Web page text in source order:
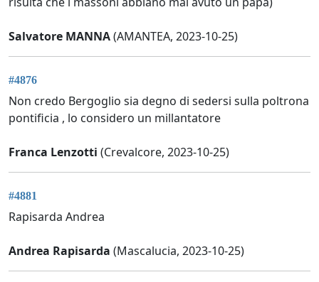
Salvatore MANNA(AMANTEA, 2023-10-25)
#4876
Non credo Bergoglio sia degno di sedersi sulla poltrona
pontificia , lo considero un millantatore
Franca Lenzotti (Crevalcore, 2023-10-25)
#4881
Rapisarda Andrea
Andrea Rapisarda (Mascalucia, 2023-10-25)